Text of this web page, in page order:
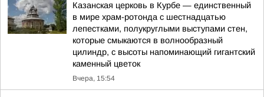
Казанская церковь в Курбе — единственный
в мире храм-ротонда с шестнадцатью
лепестками, полукруглыми выступами стен,
которые смыкаются в волнообразный
цилиндр, с высоты напоминающий гигантский
каменный цветок
Вчера, 15:54